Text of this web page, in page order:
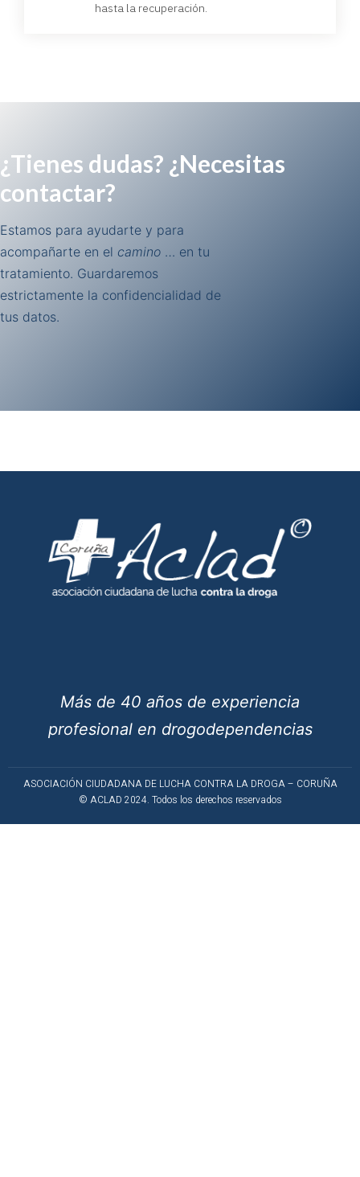
hasta la recuperación.
¿Tienes dudas? ¿Necesitas
contactar?
Estamos para ayudarte y para
acompañarte en el camino … en tu
tratamiento. Guardaremos
estrictamente la confidencialidad de
tus datos.
Más de 40 años de experiencia
profesional en drogodependencias
ASOCIACIÓN CIUDADANA DE LUCHA CONTRA LA DROGA – CORUÑA
© ACLAD 2024. Todos los derechos reservados